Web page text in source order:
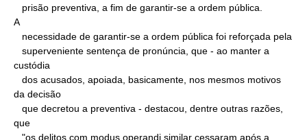
A
custódia
da decisão
que